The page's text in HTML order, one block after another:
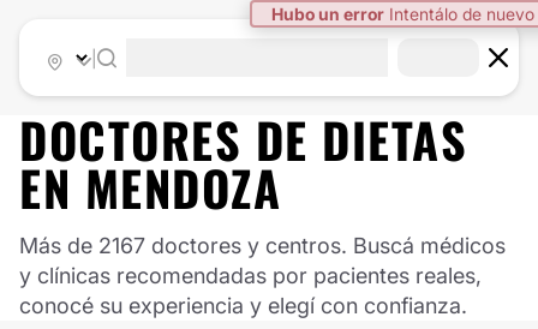
Hubo un error Intentálo de nuevo
DOCTORES DE DIETAS
EN MENDOZA
Más de 2167 doctores y centros. Buscá médicos
y clínicas recomendadas por pacientes reales,
conocé su experiencia y elegí con confianza.